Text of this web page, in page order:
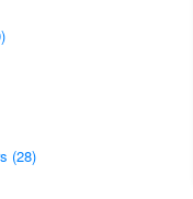
(28)